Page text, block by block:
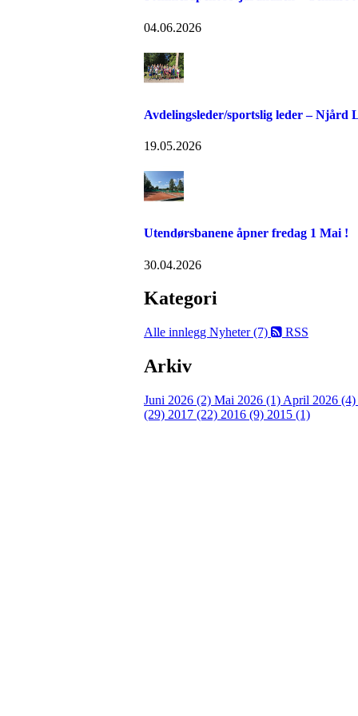
04.06.2026
Avdelingsleder/sportslig leder – Njård
19.05.2026
Utendørsbanene åpner fredag 1 Mai !
30.04.2026
Kategori
Alle innlegg Nyheter (7) RSS
Arkiv
Juni 2026 (2) Mai 2026 (1) April 2026 (4)
(29) 2017 (22) 2016 (9) 2015 (1)